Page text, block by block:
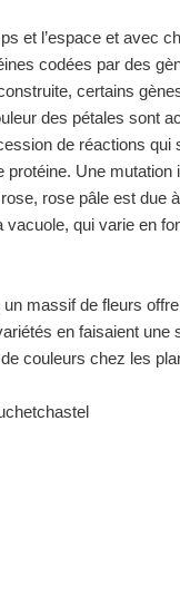
et l’espace et avec
codées par des
certains
des pétales sont
de réactions qui
Une mutation
rose pâle est due
qui varie en
massif de fleurs
en faisaient une
couleurs chez les